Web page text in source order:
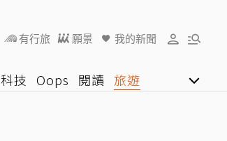
有行旅 願景 我的新聞
科技 Oops 閱讀 旅遊